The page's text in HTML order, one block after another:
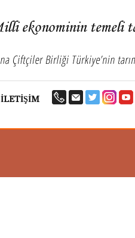
İLETİŞİM